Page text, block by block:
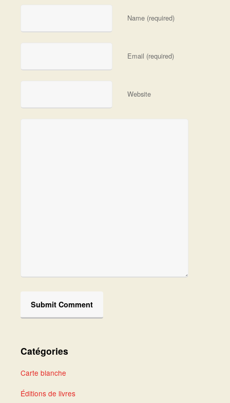
Name (required)
Email (required)
Website
Catégories
Carte blanche
Éditions de livres